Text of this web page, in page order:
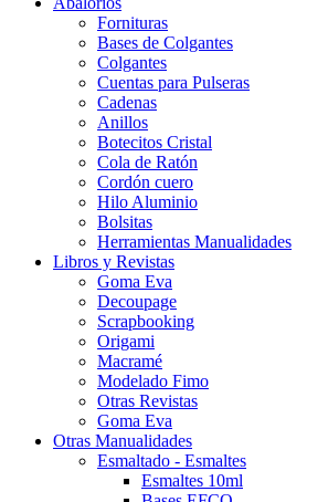
Fornituras
Bases de Colgantes
Colgantes
Cuentas para Pulseras
Cadenas
Anillos
Botecitos Cristal
Cola de Ratón
Cordón cuero
Hilo Aluminio
Bolsitas
Herramientas Manualidades
Libros y Revistas
Goma Eva
Decoupage
Scrapbooking
Origami
Macramé
Modelado Fimo
Otras Revistas
Goma Eva
Otras Manualidades
Esmaltado - Esmaltes
Esmaltes 10ml